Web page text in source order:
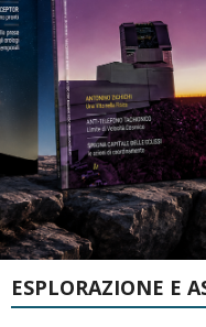
ESPLORAZIONE E